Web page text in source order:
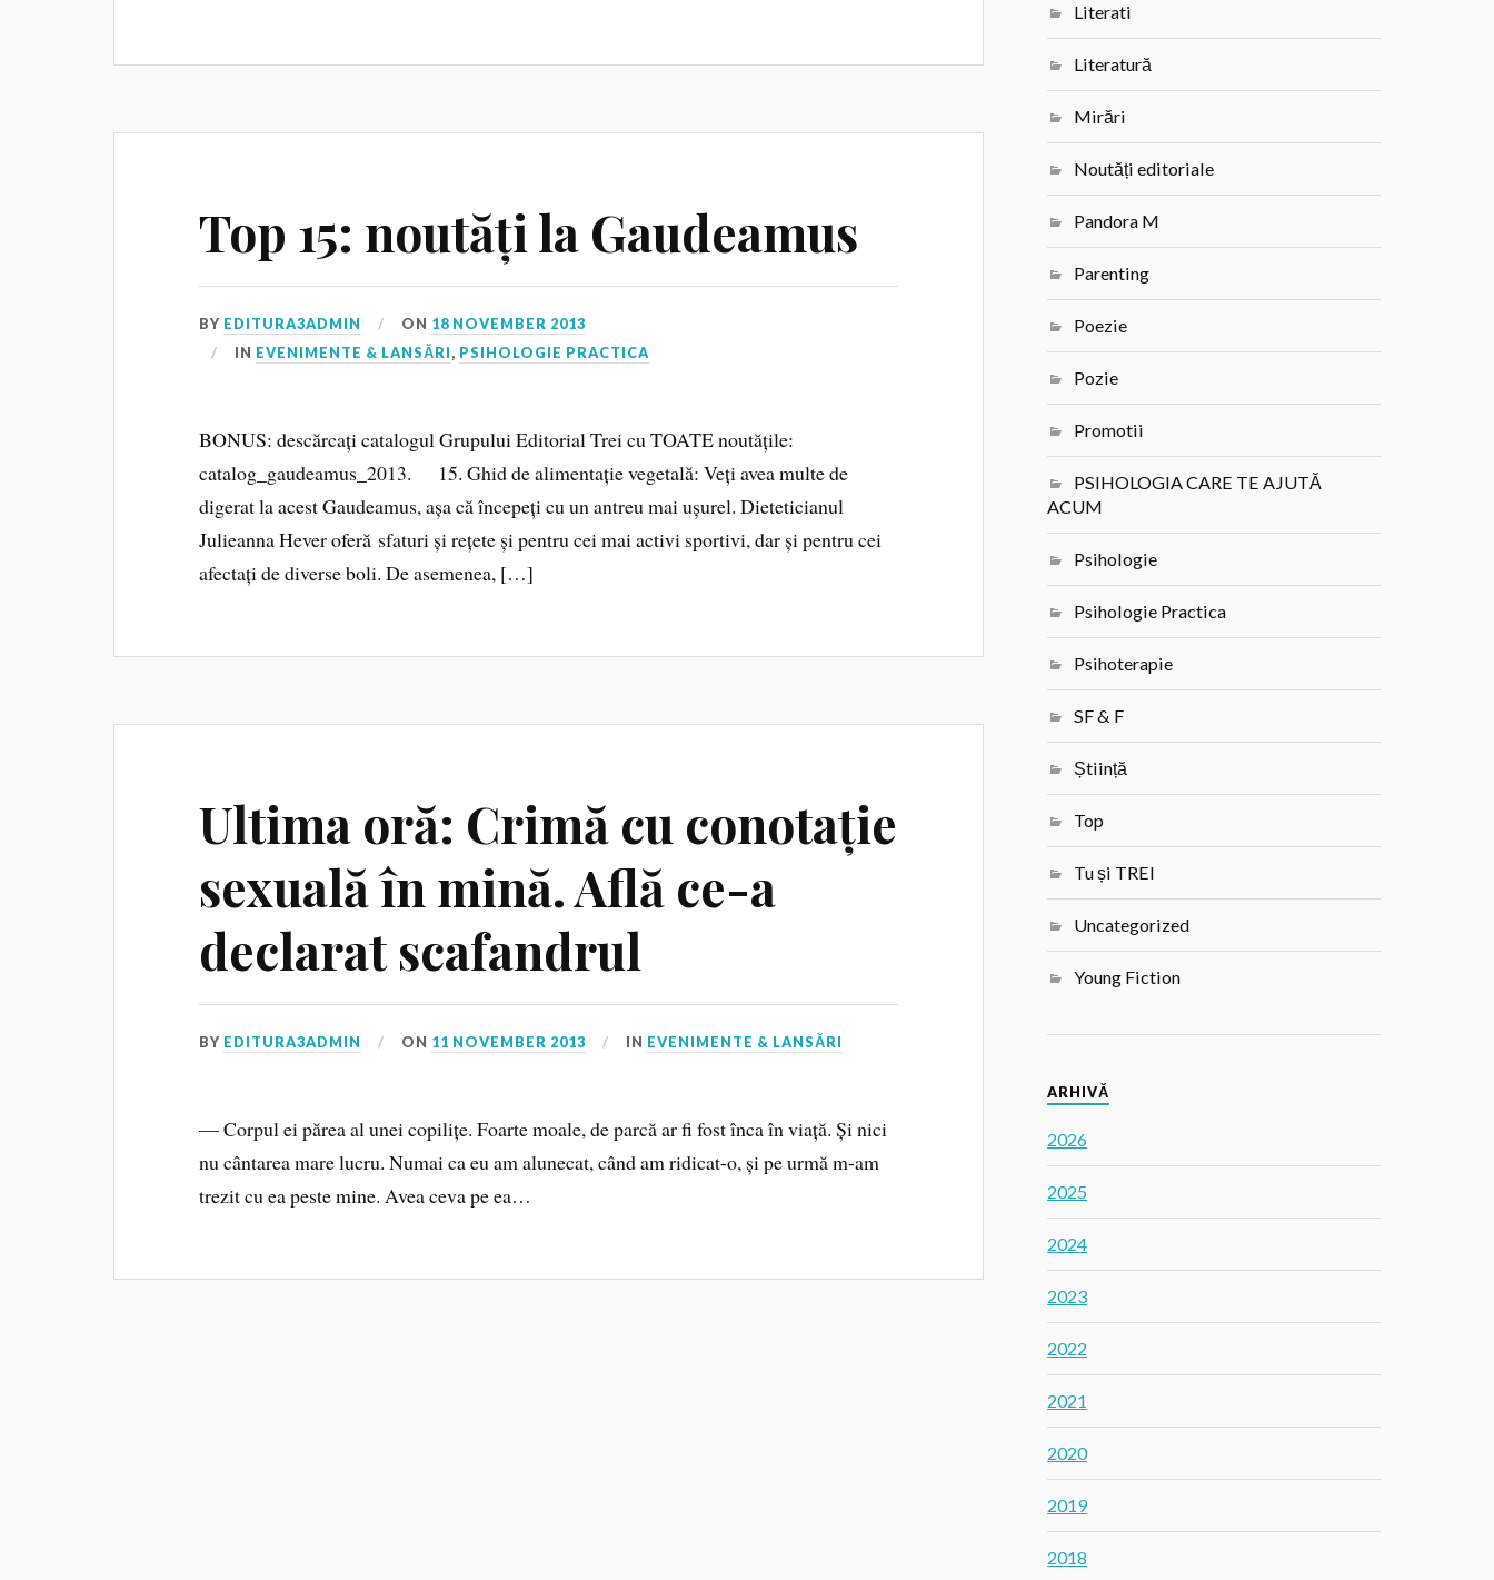
Top 15: noutăți la Gaudeamus
BY EDITURA3ADMIN ON 18 NOVEMBER 2013
IN EVENIMENTE & LANSĂRI, PSIHOLOGIE PRACTICA
BONUS: descărcați catalogul Grupului Editorial Trei cu TOATE noutățile:
catalog_gaudeamus_2013. 15. Ghid de alimentație vegetală: Veți avea multe de
digerat la acest Gaudeamus, așa că începeți cu un antreu mai ușurel. Dieteticianul
Julieanna Hever oferă sfaturi și rețete și pentru cei mai activi sportivi, dar și pentru cei
afectați de diverse boli. De asemenea, […]
Ultima oră: Crimă cu conotație
sexuală în mină. Află ce-a
declarat scafandrul
BY EDITURA3ADMIN ON 11 NOVEMBER 2013 IN EVENIMENTE & LANSĂRI
— Corpul ei părea al unei copilițe. Foarte moale, de parcă ar fi fost înca în viață. Și nici
nu cântarea mare lucru. Numai ca eu am alunecat, când am ridicat-o, și pe urmă m-am
trezit cu ea peste mine. Avea ceva pe ea…
Literati
Literatură
Mirări
Noutăți editoriale
Pandora M
Parenting
Poezie
Pozie
Promotii
PSIHOLOGIA CARE TE AJUTĂ
ACUM
Psihologie
Psihologie Practica
Psihoterapie
SF & F
Știință
Top
Tu și TREI
Uncategorized
Young Fiction
ARHIVĂ
2026
2025
2024
2023
2022
2021
2020
2019
2018